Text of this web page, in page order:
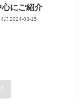
心にご紹介
2024-03-15
4